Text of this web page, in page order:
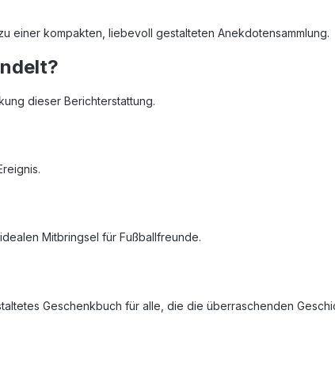
einer kompakten, liebevoll gestalteten Anekdotensammlung.
dieser Berichterstattung.
Mitbringsel für Fußballfreunde.
Geschenkbuch für alle, die die überraschenden